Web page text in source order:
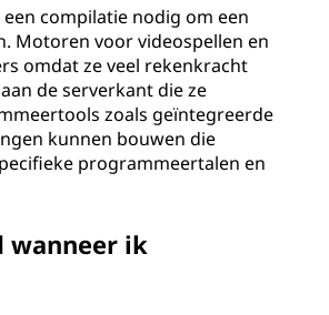
compilatie nodig om een
Motoren voor videospellen en
omdat ze veel rekenkracht
de serverkant die ze
zoals geïntegreerde
kunnen bouwen die
programmeertalen en
wanneer ik